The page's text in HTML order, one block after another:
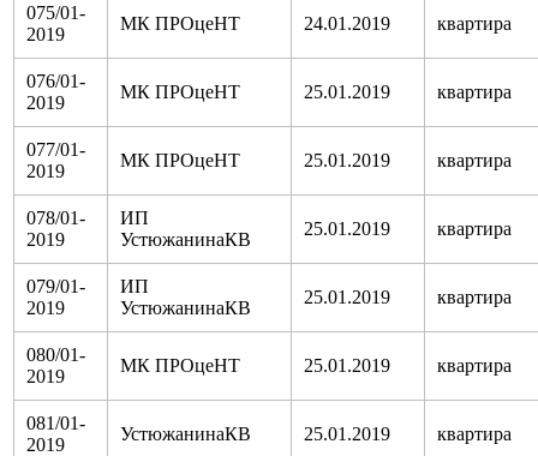
075/01-
2019
МК ПРОцеНТ 24.01.2019 квартира
076/01-
2019
МК ПРОцеНТ 25.01.2019 квартира
077/01-
2019
МК ПРОцеНТ 25.01.2019 квартира
078/01-
2019
ИП
УстюжанинаКВ
25.01.2019 квартира
079/01-
2019
ИП
УстюжанинаКВ
25.01.2019 квартира
080/01-
2019
МК ПРОцеНТ 25.01.2019 квартира
081/01-
2019
УстюжанинаКВ 25.01.2019 квартира